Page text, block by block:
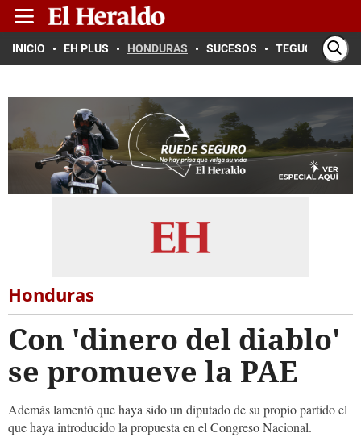
INICIO EH PLUS HONDURAS SUCESOS TEGUCIGALPA
Honduras
Con 'dinero del diablo'
se promueve la PAE
Además lamentó que haya sido un diputado de su propio partido el
que haya introducido la propuesta en el Congreso Nacional.